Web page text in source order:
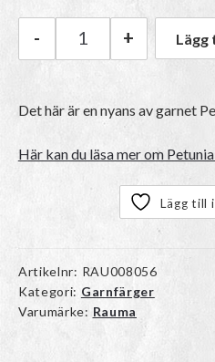
Rauma Petunia |
- + Lägg
Det här är en nyans av garnet
Här kan du läsa mer om
Lägg till
Artikelnr: RAU008056
Kategori: Garnfärger
Varumärke: Rauma